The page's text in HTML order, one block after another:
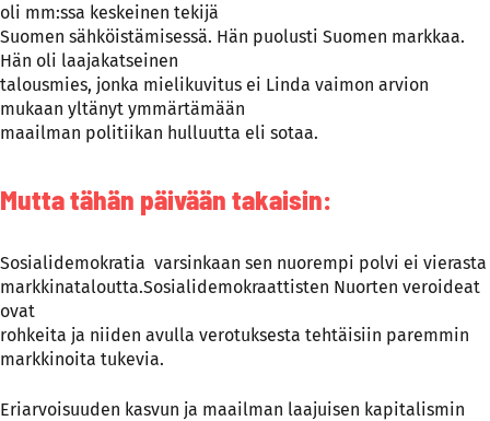
oli mm:ssa keskeinen tekijä
Suomen sähköistämisessä. Hän puolusti Suomen markkaa.
Hän oli laajakatseinen
talousmies, jonka mielikuvitus ei Linda vaimon arvion
mukaan yltänyt ymmärtämään
maailman politiikan hulluutta eli sotaa.
Mutta tähän päivään takaisin:
Sosialidemokratia varsinkaan sen nuorempi polvi ei vierasta
markkinataloutta.Sosialidemokraattisten Nuorten veroideat
ovat
rohkeita ja niiden avulla verotuksesta tehtäisiin paremmin
markkinoita tukevia.
Eriarvoisuuden kasvun ja maailman laajuisen kapitalismin